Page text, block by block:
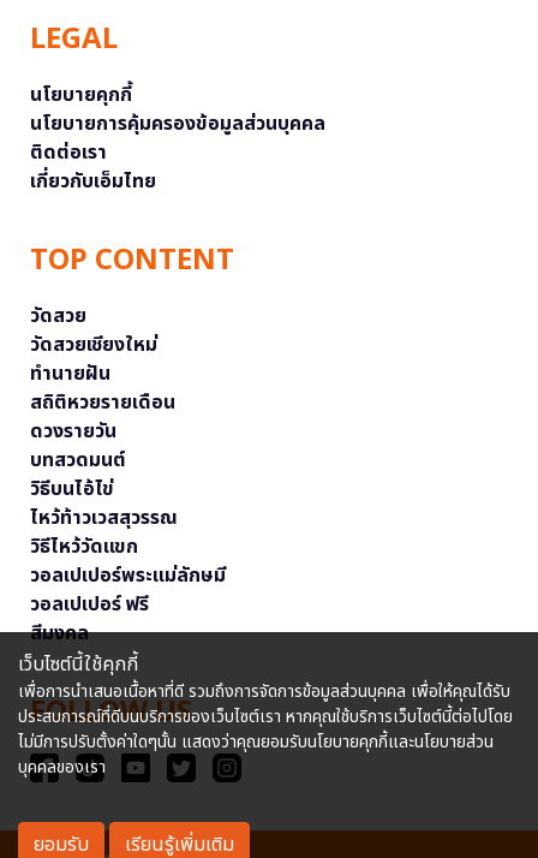
LEGAL
นโยบายคุกกี้
นโยบายการคุ้มครองข้อมูลส่วนบุคคล
ติดต่อเรา
เกี่ยวกับเอ็มไทย
TOP CONTENT
วัดสวย
วัดสวยเชียงใหม่
ทำนายฝัน
สถิติหวยรายเดือน
ดวงรายวัน
บทสวดมนต์
วิธีบนไอ้ไข่
ไหว้ท้าวเวสสุวรรณ
วิธีไหว้วัดแขก
วอลเปเปอร์พระแม่ลักษมี
วอลเปเปอร์ ฟรี
สีมงคล
FOLLOW US
เว็บไซต์นี้ใช้คุกกี้
เพื่อการนำเสนอเนื้อหาที่ดี รวมถึงการจัดการข้อมูลส่วนบุคคล เพื่อให้คุณได้รับ
ประสบการณ์ที่ดีบนบริการของเว็บไซต์เรา หากคุณใช้บริการเว็บไซต์นี้ต่อไปโดย
ไม่มีการปรับตั้งค่าใดๆนั้น แสดงว่าคุณยอมรับนโยบายคุกกี้และนโยบายส่วน
บุคคลของเรา
ยอมรับ เรียนรู้เพิ่มเติม